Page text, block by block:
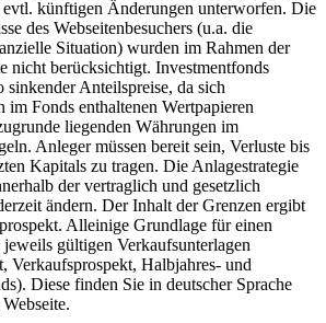
künftigen Änderungen unterworfen. Die
des Webseitenbesuchers (u.a. die
Situation) wurden im Rahmen der
nicht berücksichtigt. Investmentfonds
Anteilspreise, da sich
im Fonds enthaltenen Wertpapieren
liegenden Währungen im
Anleger müssen bereit sein, Verluste bis
Kapitals zu tragen. Die Anlagestrategie
der vertraglich und gesetzlich
ändern. Der Inhalt der Grenzen ergibt
Alleinige Grundlage für einen
gültigen Verkaufsunterlagen
Verkaufsprospekt, Halbjahres- und
Diese finden Sie in deutscher Sprache